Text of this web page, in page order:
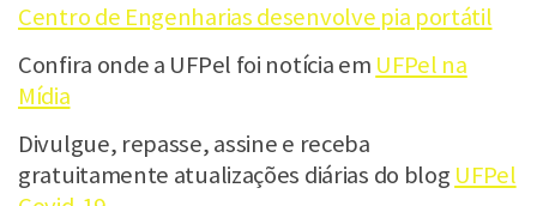
Centro de Engenharias desenvolve pia portátil
Confira onde a UFPel foi notícia em UFPel na
Mídia
Divulgue, repasse, assine e receba
gratuitamente atualizações diárias do blog UFPel